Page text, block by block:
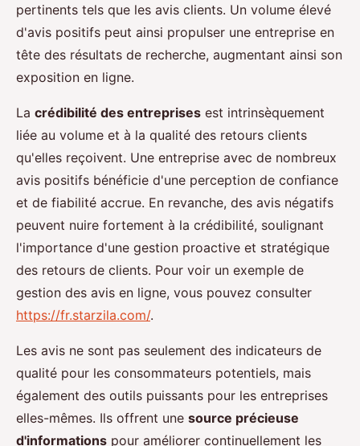
pertinents tels que les avis clients. Un volume élevé
d'avis positifs peut ainsi propulser une entreprise en
tête des résultats de recherche, augmentant ainsi son
exposition en ligne.
La crédibilité des entreprises est intrinsèquement
liée au volume et à la qualité des retours clients
qu'elles reçoivent. Une entreprise avec de nombreux
avis positifs bénéficie d'une perception de confiance
et de fiabilité accrue. En revanche, des avis négatifs
peuvent nuire fortement à la crédibilité, soulignant
l'importance d'une gestion proactive et stratégique
des retours de clients. Pour voir un exemple de
gestion des avis en ligne, vous pouvez consulter
https://fr.starzila.com/.
Les avis ne sont pas seulement des indicateurs de
qualité pour les consommateurs potentiels, mais
également des outils puissants pour les entreprises
elles-mêmes. Ils offrent une source précieuse
d'informations pour améliorer continuellement les